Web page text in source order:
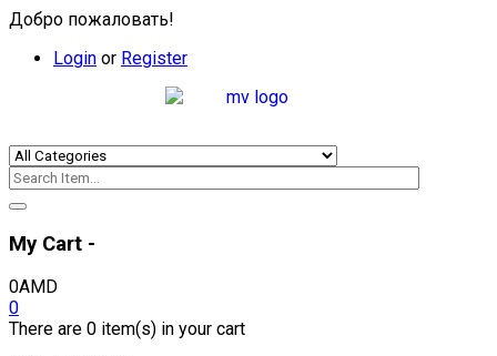
Добро пожаловать!
Login or Register
My Cart -
0AMD
0
There are 0 item(s) in your cart